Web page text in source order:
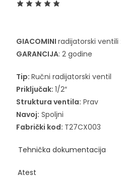
GIACOMINIradijatorski
GARANCIJA: 2 godine
Tip:Ručni radijatorski ventil
Priključak:1/2″
Struktura ventila: Prav
Navoj: Spoljni
Fabrički kod: T27CX003
Tehnička dokumentacija
Atest